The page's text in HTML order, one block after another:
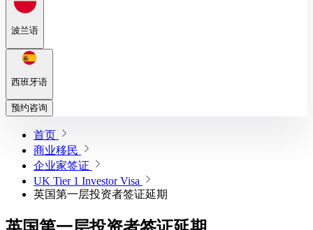
波兰语
西班牙语
预约咨询
首页
商业移民
企业家签证
UK Tier 1 Investor Visa
英国第一层投资者签证延期